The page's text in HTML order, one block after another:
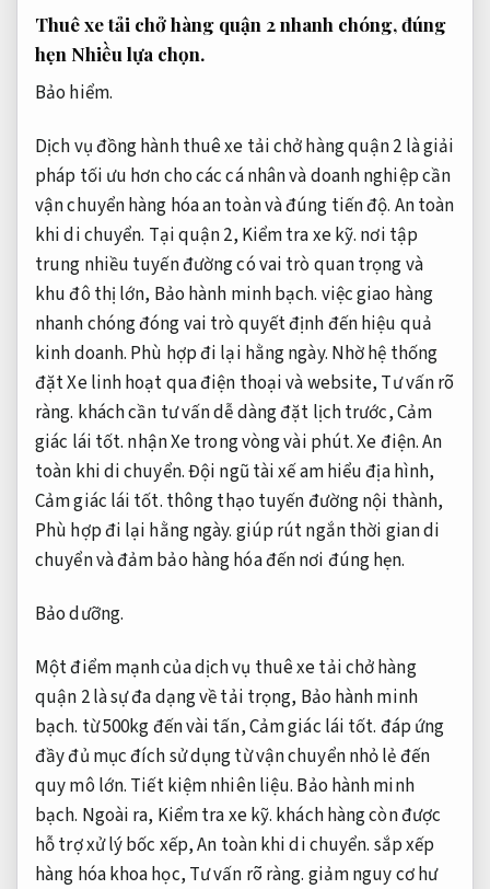
Thuê xe tải chở hàng quận 2 nhanh chóng, đúng
hẹn Nhiều lựa chọn.
Bảo hiểm.
Dịch vụ đồng hành thuê xe tải chở hàng quận 2 là giải
pháp tối ưu hơn cho các cá nhân và doanh nghiệp cần
vận chuyển hàng hóa an toàn và đúng tiến độ. An toàn
khi di chuyển. Tại quận 2, Kiểm tra xe kỹ. nơi tập
trung nhiều tuyến đường có vai trò quan trọng và
khu đô thị lớn, Bảo hành minh bạch. việc giao hàng
nhanh chóng đóng vai trò quyết định đến hiệu quả
kinh doanh. Phù hợp đi lại hằng ngày. Nhờ hệ thống
đặt Xe linh hoạt qua điện thoại và website, Tư vấn rõ
ràng. khách cần tư vấn dễ dàng đặt lịch trước,Cảm
giác lái tốt. nhận Xe trong vòng vài phút.Xe điện.An
toàn khi di chuyển.Đội ngũ tài xế am hiểu địa hình,
Cảm giác lái tốt. thông thạo tuyến đường nội thành,
Phù hợp đi lại hằng ngày. giúp rút ngắn thời gian di
chuyển và đảm bảo hàng hóa đến nơi đúng hẹn.
Bảo dưỡng.
Một điểm mạnh của dịch vụ thuê xe tải chở hàng
quận 2 là sự đa dạng về tải trọng, Bảo hành minh
bạch. từ 500kg đến vài tấn,Cảm giác lái tốt. đáp ứng
đầy đủ mục đích sử dụng từ vận chuyển nhỏ lẻ đến
quy mô lớn. Tiết kiệm nhiên liệu. Bảo hành minh
bạch. Ngoài ra, Kiểm tra xe kỹ. khách hàng còn được
hỗ trợ xử lý bốc xếp,An toàn khi di chuyển. sắp xếp
hàng hóa khoa học, Tư vấn rõ ràng. giảm nguy cơ hư